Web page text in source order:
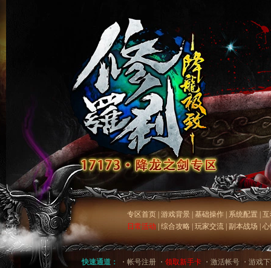
专区首页 游戏背景 基础操作 系统配置
日常活动
综合攻略 玩家交流 副本战场
快速通道： ・ 帐号注册 ・ 领取新手卡 ・ 激活帐号 ・ 游戏